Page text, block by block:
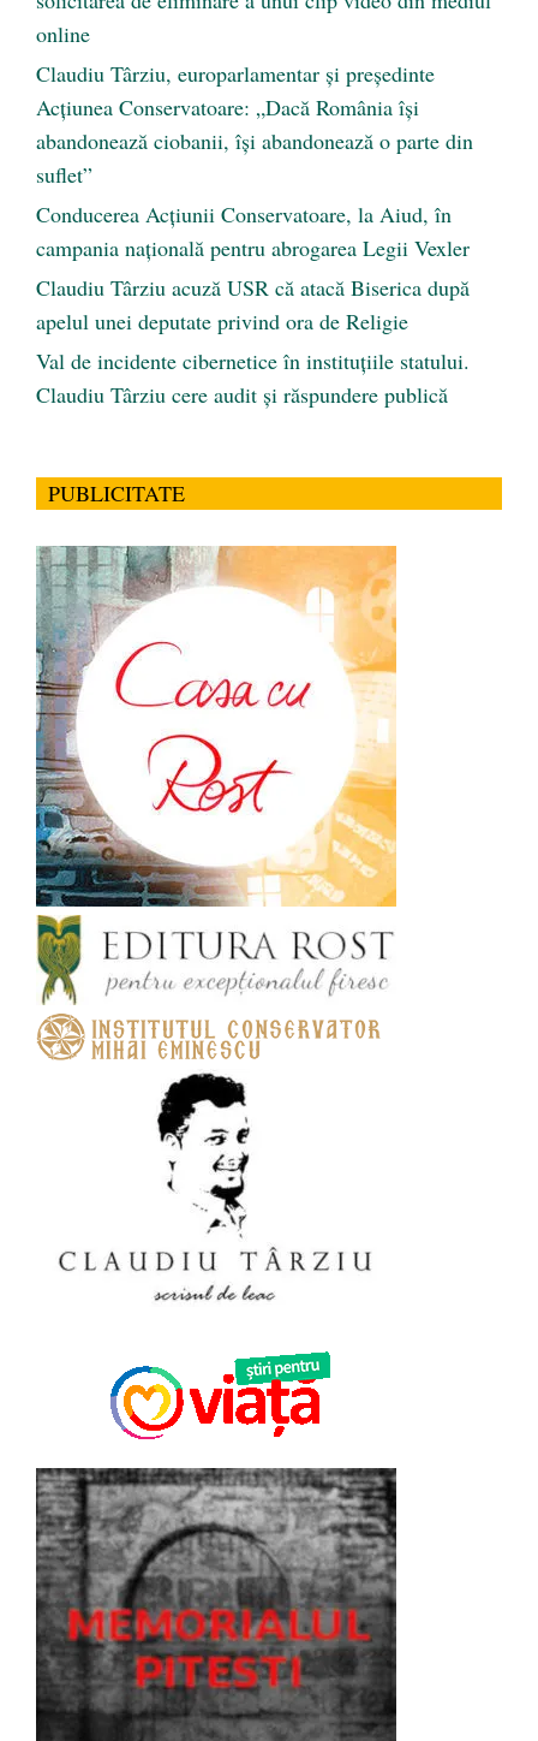
online
Claudiu Târziu, europarlamentar și președinte
Acțiunea Conservatoare: „Dacă România își
abandonează ciobanii, își abandonează o parte din
suflet”
Conducerea Acțiunii Conservatoare, la Aiud, în
campania națională pentru abrogarea Legii Vexler
Claudiu Târziu acuză USR că atacă Biserica după
apelul unei deputate privind ora de Religie
Val de incidente cibernetice în instituțiile statului.
Claudiu Târziu cere audit și răspundere publică
PUBLICITATE